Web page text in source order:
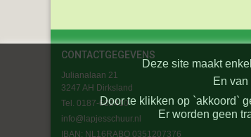
CONTACTGEGEVENS
Julianalaan 21
3247 AH Dirksland
Tel. 0187-602410
info@lapjesschuur.nl
IBAN: NL16RABO 0351207376
Deze site maakt
En van
Door te klikken op `akkoord`
Er worden geen